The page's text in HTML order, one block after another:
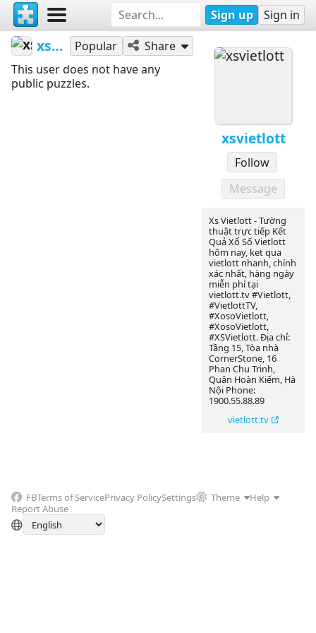
Sign up Sign in
xsvietlott
Follow
Message
Xs Vietlott - Tường
thuật trực tiếp Kết
Quả Xổ Số Vietlott
hôm nay, ket qua
vietlott nhanh, chính
xác nhất, hàng ngày
miễn phí tại
vietlott.tv #Vietlott,
#VietlottTV,
#XosoVietlott,
#XosoVietlott,
#XSVietlott. Địa chỉ:
Tầng 15, Tòa nhà
CornerStone, 16
Phan Chu Trinh,
Quận Hoàn Kiếm, Hà
Nội Phone:
1900.55.88.89
vietlott.tv
xsvietlott Popular
Share
This user does not have any
public puzzles.
FBTerms of ServicePrivacy PolicySettings Theme
Help
Report Abuse